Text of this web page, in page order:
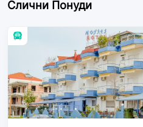
Слични Понуди